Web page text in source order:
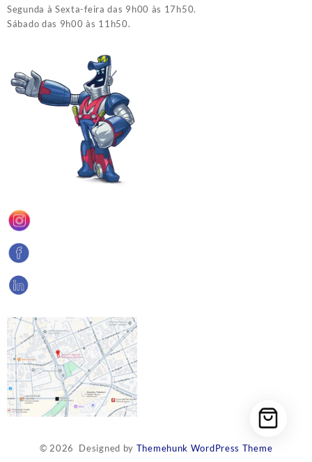
Segunda à Sexta-feira das 9h00 às 17h50.
Sábado das 9h00 às 11h50.
© 2026 Designed by Themehunk WordPress Theme